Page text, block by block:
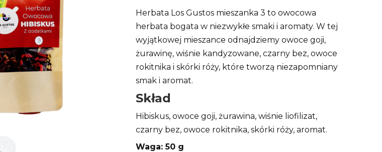
Herbata Los Gustos mieszanka 3 to owocowa
herbata bogata w niezwykłe smaki i aromaty. W tej
wyjątkowej mieszance odnajdziemy owoce goji,
żurawinę, wiśnie kandyzowane, czarny bez, owoce
rokitnika i skórki róży, które tworzą niezapomniany
smak i aromat.
Skład
Hibiskus, owoce goji, żurawina, wiśnie liofilizat,
czarny bez, owoce rokitnika, skórki róży, aromat.
Waga: 50 g